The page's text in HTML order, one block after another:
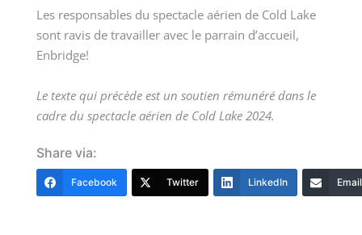
Les responsables du spectacle aérien de Cold Lake
sont ravis de travailler avec le parrain d’accueil,
Enbridge!
Le texte qui précède est un soutien rémunéré dans le
cadre du spectacle aérien de Cold Lake 2024.
Share via:
Facebook Twitter LinkedIn Email